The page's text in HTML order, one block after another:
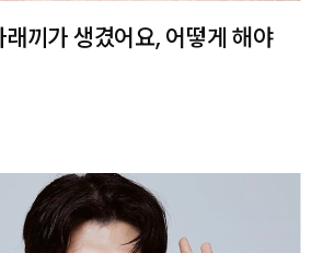
끼가 생겼어요, 어떻게 해야